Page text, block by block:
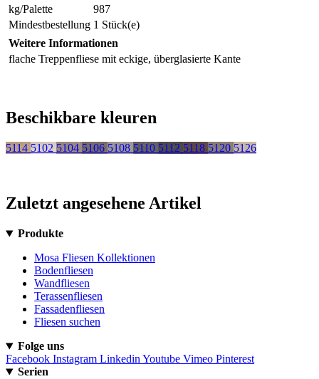
kg/Palette
987
Mindestbestellung 1 Stück(e)
Weitere Informationen
flache Treppenfliese mit eckige, überglasierte Kante
Beschikbare kleuren
5114 5102 5104 5106 5108 5110 5112 5118 5120 5126
Zuletzt angesehene Artikel
Produkte
Mosa Fliesen Kollektionen
Bodenfliesen
Wandfliesen
Terassenfliesen
Fassadenfliesen
Fliesen suchen
Folge uns
Facebook Instagram Linkedin Youtube Vimeo Pinterest
Serien